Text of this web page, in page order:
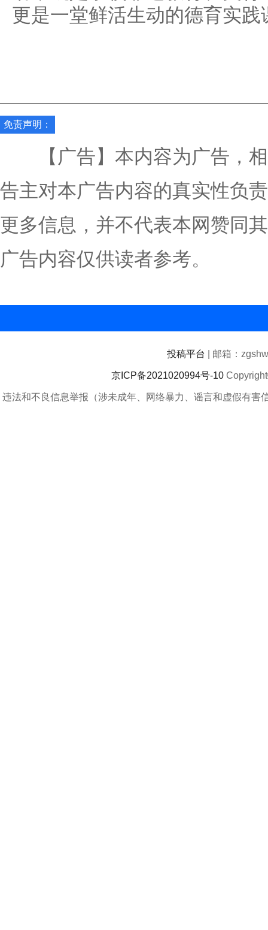
更是一堂鲜活生动的德育实践
免责声明：
【广告】本内容为广告，相
告主对本广告内容的真实性负
更多信息，并不代表本网赞同
广告内容仅供读者参考。
投稿平台 | 邮箱：
京ICP备2021020994号-10
违法和不良信息举报（涉未成年、网络暴力、谣言和虚假有